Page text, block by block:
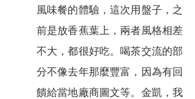
風味餐的體驗，這次用盤子，之
前是放香蕉葉上，兩者風格相差
不大，都很好吃。喝茶交流的部
分不像去年那麼豐富，因為有回
饋給當地廠商圖文等。金凱，我